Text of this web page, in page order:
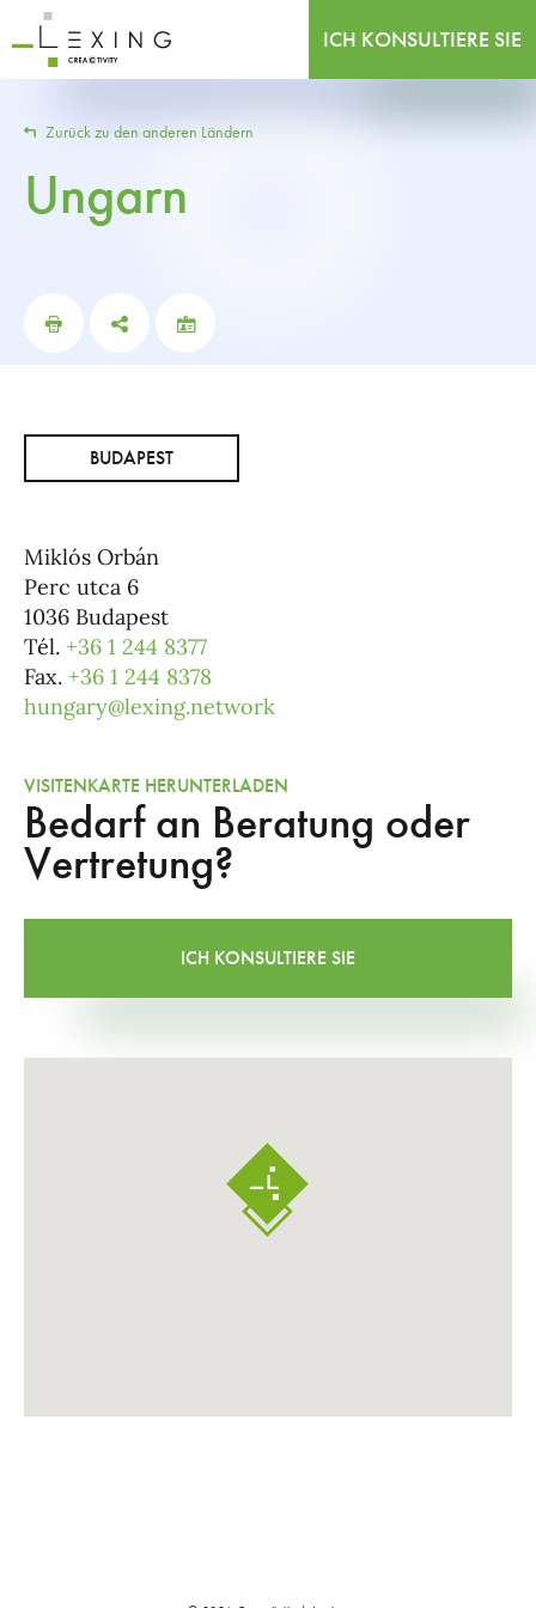
ICH KONSULTIERE SIE
Zurück zu den anderen Ländern
Ungarn
Bedarf an Beratung oder
Vertretung?
ICH KONSULTIERE SIE
BUDAPEST
Miklós Orbán
Perc utca 6
1036 Budapest
Tél. +36 1 244 8377
Fax. +36 1 244 8378
hungary@lexing.network
VISITENKARTE HERUNTERLADEN